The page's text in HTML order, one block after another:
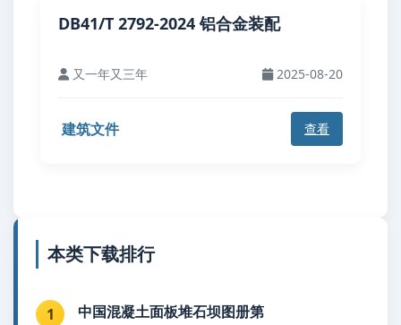
DB41/T 2792-2024 铝合金装配
又一年又三年 2025-08-20
建筑文件 查看
本类下载排行
1 中国混凝土面板堆石坝图册第